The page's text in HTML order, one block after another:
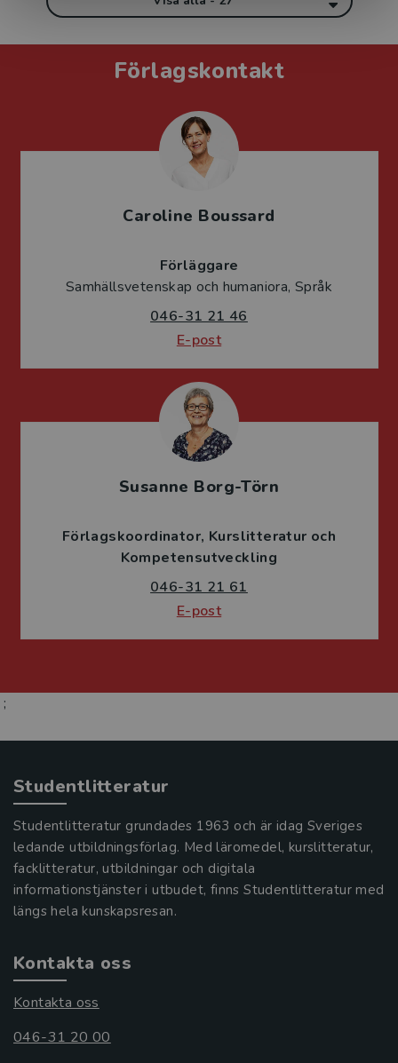
Förlagskontakt
Caroline Boussard
Förläggare
Samhällsvetenskap och humaniora, Språk
046-31 21 46
E-post
Susanne Borg-Törn
Förlagskoordinator Kurslitteratur och
Kompetensutveckling
046-31 21 61
E-post
;
Studentlitteratur
Studentlitteratur grundades 1963 och är idag Sveriges
ledande utbildningsförlag. Med läromedel, kurslitteratur,
facklitteratur, utbildningar och digitala
informationstjänster i utbudet, finns Studentlitteratur med
längs hela kunskapsresan.
Kontakta oss
Kontakta oss
046-31 20 00